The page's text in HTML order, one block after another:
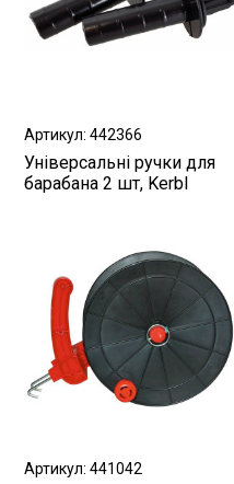
Артикул: 442366
Універсальні ручки для
барабана 2 шт, Kerbl
Артикул: 441042